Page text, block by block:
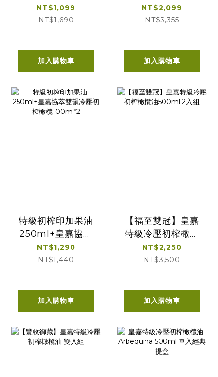
500ml 單入經典提
盒
NT$1,099
NT$1,690
加入購物車
油 500ml 雙入經
典提盒
NT$2,099
NT$3,355
加入購物車
特級初榨印加果油
250ml+皇嘉協萃
雙韻冷壓初榨橄欖
100ml*2
NT$1,290
NT$1,440
加入購物車
【福至雙冠】皇嘉
特級冷壓初榨橄欖
油500ml 2入組
NT$2,250
NT$3,500
加入購物車